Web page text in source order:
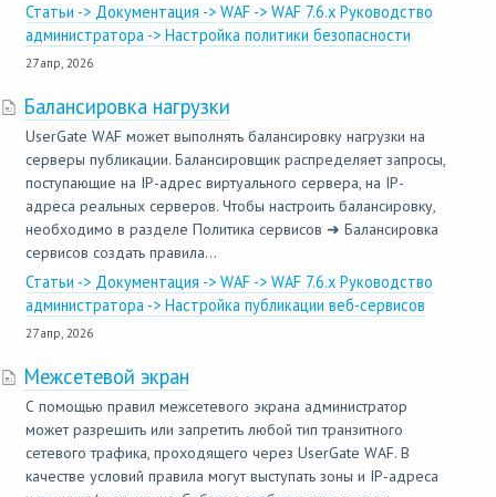
Статьи -> Документация -> WAF -> WAF 7.6.x Руководство
администратора -> Настройка политики безопасности
27 апр, 2026
Балансировка нагрузки
UserGate WAF может выполнять балансировку нагрузки на
серверы публикации. Балансировщик распределяет запросы,
поступающие на IP-адрес виртуального сервера, на IP-
адреса реальных серверов. Чтобы настроить балансировку,
необходимо в разделе Политика сервисов ➜ Балансировка
сервисов создать правила...
Статьи -> Документация -> WAF -> WAF 7.6.x Руководство
администратора -> Настройка публикации веб-сервисов
27 апр, 2026
Межсетевой экран
С помощью правил межсетевого экрана администратор
может разрешить или запретить любой тип транзитного
сетевого трафика, проходящего через UserGate WAF. В
качестве условий правила могут выступать зоны и IP-адреса